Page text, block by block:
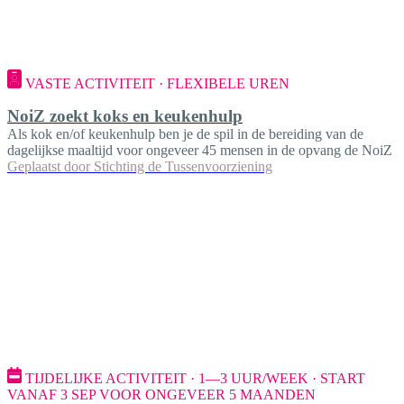
VASTE ACTIVITEIT · FLEXIBELE UREN
NoiZ zoekt koks en keukenhulp
Als kok en/of keukenhulp ben je de spil in de bereiding van de
dagelijkse maaltijd voor ongeveer 45 mensen in de opvang de NoiZ
Geplaatst door Stichting de Tussenvoorziening
TIJDELIJKE ACTIVITEIT · 1—3 UUR/WEEK · START
VANAF 3 SEP VOOR ONGEVEER 5 MAANDEN